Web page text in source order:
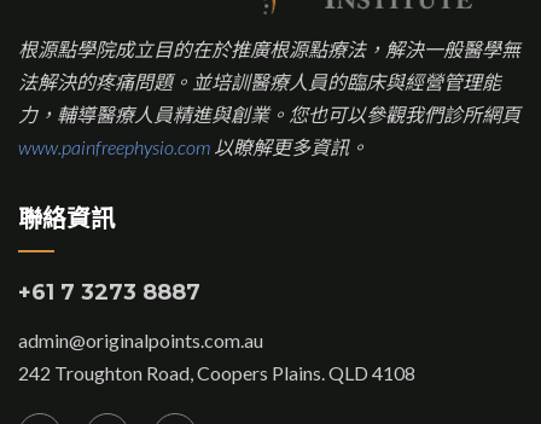
根源點學院成立目的在於推廣根源點療法，解決一般醫學無
法解決的疼痛問題。並培訓醫療人員的臨床與經營管理能
力，輔導醫療人員精進與創業。您也可以參觀我們診所網頁
www.painfreephysio.com 以瞭解更多資訊。
聯絡資訊
+61 7 3273 8887
admin@originalpoints.com.au
242 Troughton Road, Coopers Plains. QLD 4108